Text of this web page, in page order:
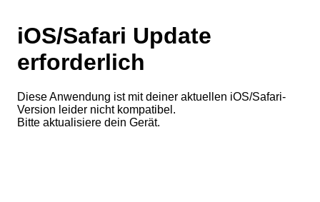
iOS/Safari Update
erforderlich
Diese Anwendung ist mit deiner aktuellen iOS/Safari-
Version leider nicht kompatibel.
Bitte aktualisiere dein Gerät.